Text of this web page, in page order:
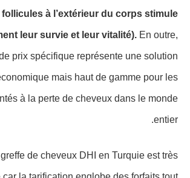
follicules à l’extérieur du corps stimule
leur survie et leur vitalité). En outre,
prix spécifique représente une solution
mais haut de gamme pour les
à la perte de cheveux dans le monde
entier.
de cheveux DHI en Turquie est très